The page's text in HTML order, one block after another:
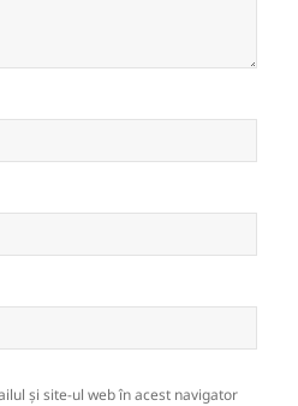
și site-ul web în acest navigator